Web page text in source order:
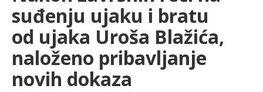
SPORT
LIFESTYLE
suđenju ujaku i bratu
od ujaka Uroša Blažića,
naloženo pribavljanje
novih dokaza